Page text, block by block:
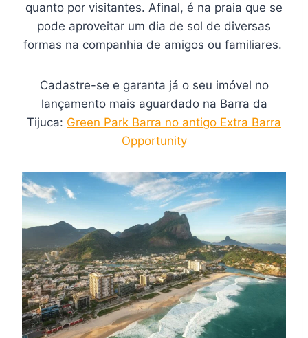
quanto por visitantes. Afinal, é na praia que se
pode aproveitar um dia de sol de diversas
formas na companhia de amigos ou familiares.
Cadastre-se e garanta já o seu imóvel no
lançamento mais aguardado na Barra da
Tijuca: Green Park Barra no antigo Extra Barra
Opportunity